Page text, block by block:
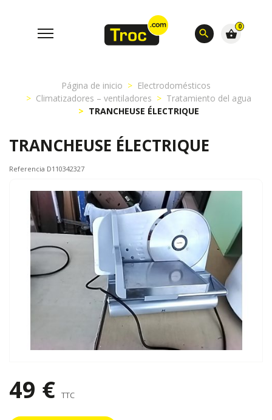
search
0
shopping_basket
Página de inicio
Electrodomésticos
Climatizadores – ventiladores
Tratamiento del agua
TRANCHEUSE ÉLECTRIQUE
TRANCHEUSE ÉLECTRIQUE
Referencia D110342327
49 € TTC